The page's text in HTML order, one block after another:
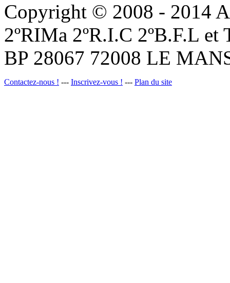
Copyright © 2008 - 2014
2ºRIMa 2ºR.I.C 2ºB.F.L
BP 28067 72008 LE
Contactez-nous ! --- Inscrivez-vous ! --- Plan du site